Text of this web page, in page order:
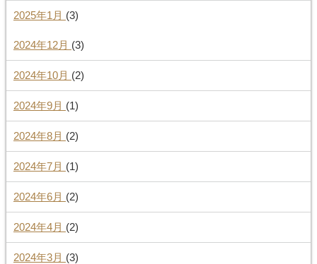
2025年1月 (3)
2024年12月 (3)
2024年10月 (2)
2024年9月 (1)
2024年8月 (2)
2024年7月 (1)
2024年6月 (2)
2024年4月 (2)
2024年3月 (3)